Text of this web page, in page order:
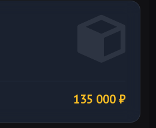
135 000₽